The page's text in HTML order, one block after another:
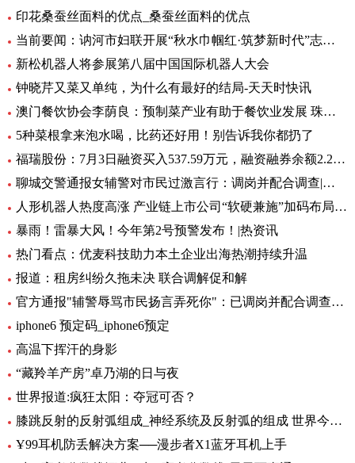
印花桑蚕丝面料的优点_桑蚕丝面料的优点
当前要闻：讷河市妇联开展“秋水巾帼红·筑梦新时代”志愿服务活动
新松机器人将参展第八届中国国际机器人大会
钟晓芹又菜又单纯，为什么有最好的结局-天天时快讯
澳门餐饮协会李荫良：预制菜产业有助于餐饮业发展 珠澳要优势互补 焦点
5种菜根拿来泡水喝，比药还好用！别告诉我你都扔了
福瑞股份：7月3日融资买入537.59万元，融资融券余额2.29亿元
聊城交警通报女辅警对市民过激言行：调岗并配合调查|环球快资讯
人形机器人热度高涨 产业链上市公司“软硬兼施”加码布局|环球播资讯
暴雨！雷暴大风！今年第2号预警发布！|热资讯
热门看点：优麦科技助力本土企业出海热潮持续升温
报道：租房纠纷久拖未决 联合调解促和解
官方通报"辅警辱骂市民扬言弄死你"：已调岗并配合调查-当前聚焦
iphone6 预定码_iphone6预定
高温下挥汗的身影
“藏羚羊产房”卓乃湖的日与夜
世界报道:疯狂太阳：夺冠可否？
膝跳反射的反射弧组成_神经系统及反射弧的组成 世界今日讯
Ұ99耳机防丢解决方案──漫步者X1蓝牙耳机上手